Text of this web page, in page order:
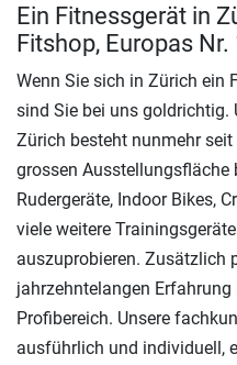
Ein Fitnessgerät in
Fitshop, Europas
Wenn Sie sich in Zürich ein
sind Sie bei uns goldrichtig.
Zürich besteht nunmehr
grossen Ausstellungsfläche
Rudergeräte, Indoor Bikes,
viele weitere
auszuprobieren. Zusätzlich
jahrzehntelangen
Profibereich. Unsere
ausführlich und individuell,